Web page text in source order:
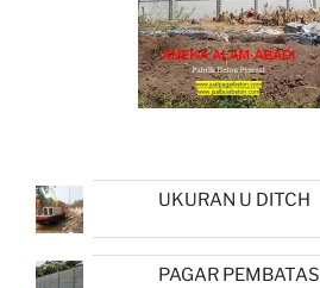
UKURAN U DITCH
PAGAR PEMBATAS